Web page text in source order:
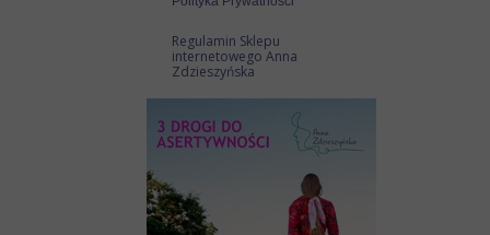
Regulamin Sklepu
internetowego Anna
Zdzieszyńska